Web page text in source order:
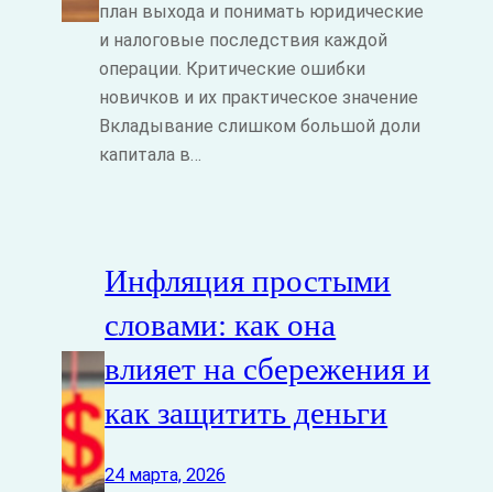
план выхода и понимать юридические
и налоговые последствия каждой
операции. Критические ошибки
новичков и их практическое значение
Вкладывание слишком большой доли
капитала в…
Инфляция простыми
словами: как она
влияет на сбережения и
как защитить деньги
24 марта, 2026